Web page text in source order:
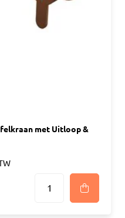
met Uitloop &